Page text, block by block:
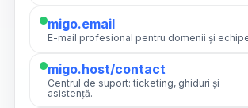
migo.email
E-mail profesional pentru domenii și
migo.host/contact
Centrul de suport: ticketing, ghiduri și
asistență.